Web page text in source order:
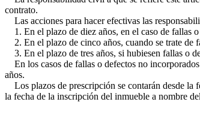
contrato.
Las acciones para hacer efectivas las
1. En el plazo de diez años, en el caso de fallas
2. En el plazo de cinco años, cuando se trate de
3. En el plazo de tres años, si hubiesen fallas o
En los casos de fallas o defectos no
años.
Los plazos de prescripción se contarán desde la
la fecha de la inscripción del inmueble a nombre